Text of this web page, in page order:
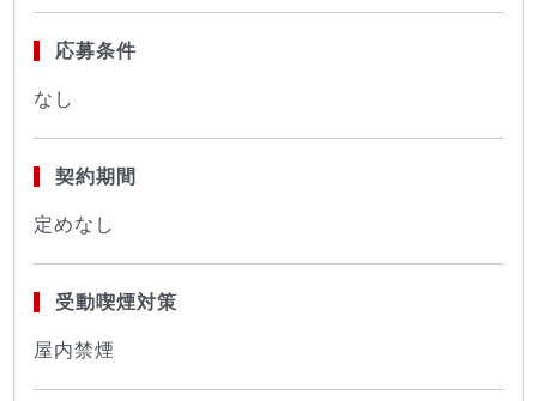
応募条件
なし
契約期間
定めなし
受動喫煙対策
屋内禁煙